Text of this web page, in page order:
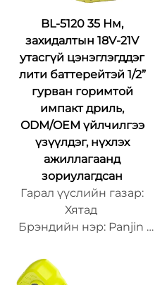
боломжтой
Хүргэлтийн хугацаа:
15~20 өдөр
Нийлүүлэх чадавхи:
OEM/ODM
BL-5120 35 Нм,
захидалтын 18V-21V
утасгүй цэнэглэгддэг
лити баттерейтэй 1/2”
гурван горимтой
импакт дриль,
ODM/OEM үйлчилгээ
үзүүлдэг, нүхлэх
ажиллагаанд
зориулагдсан
Гарал үүслийн газар:
Хятад
Брэндийн нэр: Panjin
Хамгийн бага